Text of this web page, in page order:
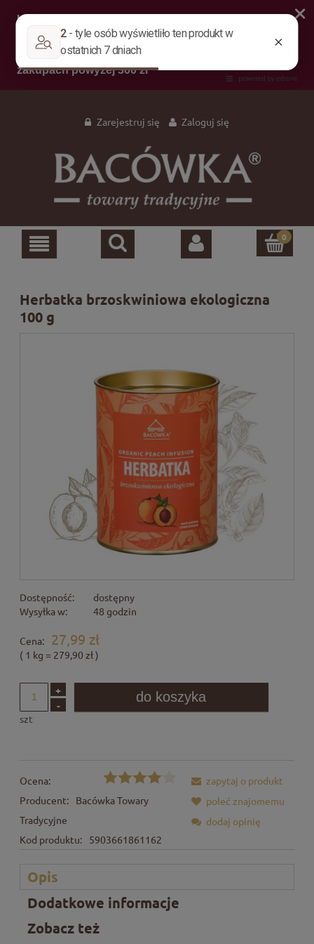
Zarejestruj się Zaloguj się
Herbatka brzoskwiniowa ekologiczna
100 g
Dostępność:
dostępny
Wysyłka w:
48 godzin
Cena: 27,99 zł
( 1 kg = 279,90 zł)
+
-
szt
do koszyka
Ocena:
Producent:
Bacówka Towary
Tradycyjne
Kod produktu:
5903661861162
zapytaj o produkt
poleć znajomemu
dodaj opinię
Opis
Dodatkowe informacje
Zobacz też